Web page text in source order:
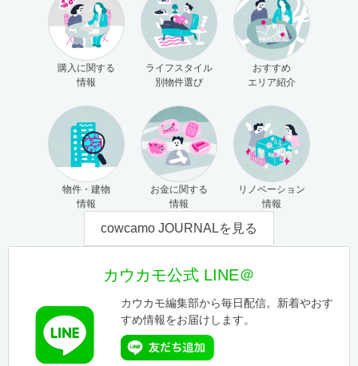
購入に関する
情報
ライフスタイル
別物件選び
おすすめ
エリア紹介
物件・建物
情報
お金に関する
情報
リノベーション
情報
cowcamo JOURNALを見る
カウカモ公式 LINE＠
カウカモ編集部から毎日配信。新着やおす
すめ情報をお届けします。